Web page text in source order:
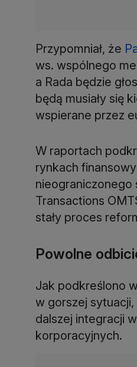
Przypomniał, że
ws. wspólnego
a Rada będzie
będą musiały się
wspierane przez
W raportach
rynkach
nieograniczonego
Transactions
stały proces
Powolne
Jak podkreślono
w gorszej sytuacji,
dalszej integracji
korporacyjnych.